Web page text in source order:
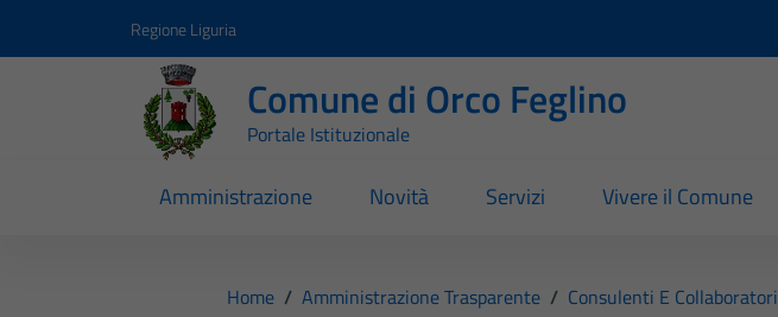
Regione Liguria
Comune di Orco Feglino
Portale Istituzionale
Amministrazione Novità Servizi Vivere il Comune
Home / Amministrazione Trasparente / Consulenti E Collaboratori